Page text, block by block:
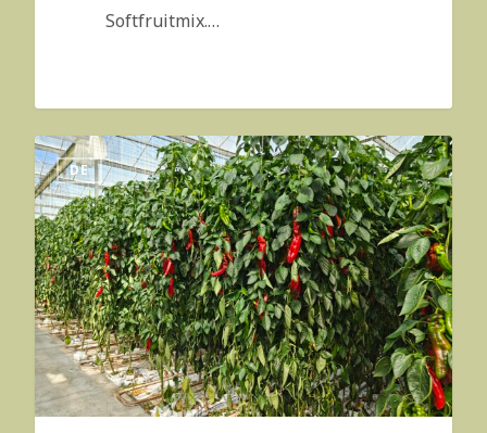
Softfruitmix.…
DE